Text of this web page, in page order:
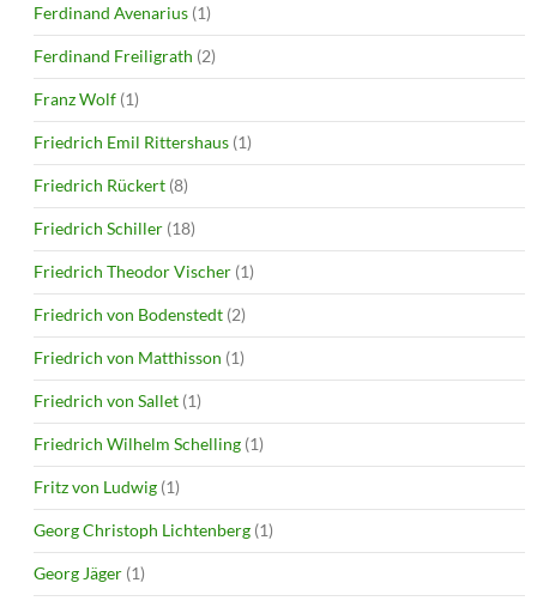
Ferdinand Avenarius (1)
Ferdinand Freiligrath (2)
Franz Wolf (1)
Friedrich Emil Rittershaus (1)
Friedrich Rückert (8)
Friedrich Schiller (18)
Friedrich Theodor Vischer (1)
Friedrich von Bodenstedt (2)
Friedrich von Matthisson (1)
Friedrich von Sallet (1)
Friedrich Wilhelm Schelling (1)
Fritz von Ludwig (1)
Georg Christoph Lichtenberg (1)
Georg Jäger (1)